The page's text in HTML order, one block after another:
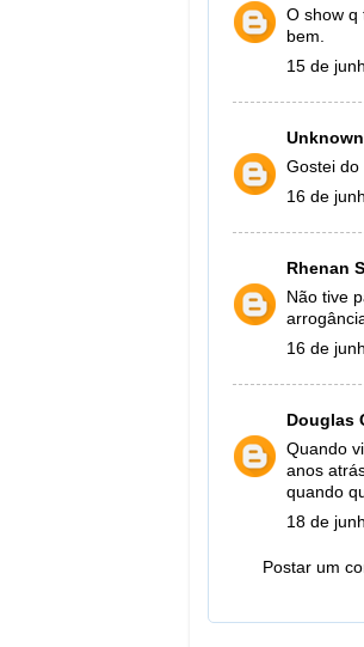
O show q
bem.
15 de
Unknown
Gostei do
16 de
Rhenan
Não tive
16 de
Douglas
Quando
anos
quando
18 de
Postar um